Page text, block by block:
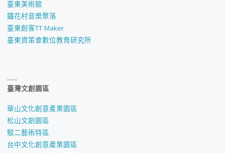
臺東美術館
鐵花村音樂聚落
臺東創客TT Maker
臺東資策會數位教育研究所
臺灣文創園區
華山文化創意產業園區
松山文創園區
駁二藝術特區
台中文化創意產業園區